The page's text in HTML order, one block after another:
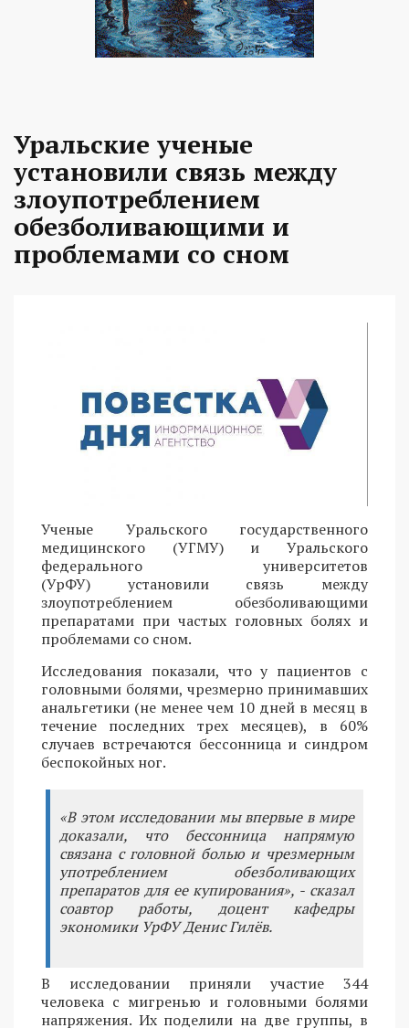
Уральские ученые
установили связь между
злоупотреблением
обезболивающими и
проблемами со сном
Ученые Уральского государственного
медицинского (УГМУ) и Уральского
федерального университетов
(УрФУ) установили связь между
злоупотреблением обезболивающими
препаратами при частых головных болях и
проблемами со сном.
Исследования показали, что у пациентов с
головными болями, чрезмерно принимавших
анальгетики (не менее чем 10 дней в месяц в
течение последних трех месяцев), в 60%
случаев встречаются бессонница и синдром
беспокойных ног.
«В этом исследовании мы впервые в мире
доказали, что бессонница напрямую
связана с головной болью и чрезмерным
употреблением обезболивающих
препаратов для ее купирования», - сказал
соавтор работы, доцент кафедры
экономики УрФУ Денис Гилёв.
В исследовании приняли участие 344
человека с мигренью и головными болями
напряжения. Их поделили на две группы, в